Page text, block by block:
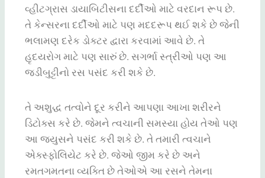
વ્હીટગ્રાસ ડાયાબિટીસના દર્દીઓ માટે વરદાન રૂપ છે.
તે કેન્સરના દર્દીઓ માટે પણ મદદરૂપ થઈ શકે છે જેની
ભલામણ દરેક ડોક્ટર દ્વારા કરવામાં આવે છે. તે
હૃદયરોગ માટે પણ સારું છે. સગર્ભા સ્ત્રીઓ પણ આ
જડીબુટ્ટીનો રસ પસંદ કરી શકે છે.
તે અશુદ્ધ તત્વોને દૂર કરીને આપણા આખા શરીરને
ડિટોક્સ કરે છે. જેમને ત્વચાની સમસ્યા હોય તેઓ પણ
આ જ્યુસને પસંદ કરી શકે છે. તે તમારી ત્વચાને
એક્સ્ફોલિયેટ કરે છે. જેઓ જીમ કરે છે અને
રમતગમતના વ્યક્તિ છે તેઓએ આ રસને તેમના